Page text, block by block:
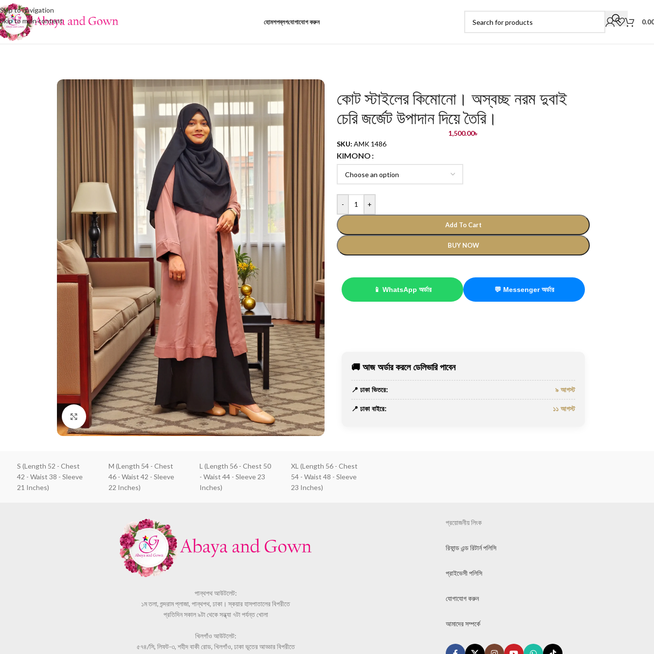
Skip to navigation
Skip to main content
হোমশপব্লগযোগাযোগ করুন
Click to enlarge
কোট স্টাইলের কিমোনো। অস্বচ্ছ নরম দুবাই
চেরি জর্জেট উপাদান দিয়ে তৈরি।
1,500.00৳
SKU: AMK 1486
KIMONO
- +
Add To Cart
BUY NOW
📱 WhatsApp অর্ডার 💬 Messenger অর্ডার
🚚 আজ অর্ডার করলে ডেলিভারি পাবেন
📍 ঢাকা ভিতরে: ৯ আগস্ট
📍 ঢাকা বাইরে: ১১ আগস্ট
S (Length 52 - Chest
42 - Waist 38 - Sleeve
21 Inches)
M (Length 54 - Chest
46 - Waist 42 - Sleeve
22 Inches)
L (Length 56 - Chest 50
- Waist 44 - Sleeve 23
Inches)
XL (Length 56 - Chest
54 - Waist 48 - Sleeve
23 Inches)
পান্থপথ আউটলেট:
১ম তলা, শুন্দরাম প্লাজা, পান্থপথ, ঢাকা। স্কয়ার হাসপাতালের বিপরীতে
প্রতিদিন সকাল ৯টা থেকে সন্ধ্যা ৭টা পর্যন্ত খোলা
খিলগাঁও আউটলেট:
৫৭৪/সি, লিফট-৩, শহীদ বাকী রোড, খিলগাঁও, ঢাকা ভূতের আড্ডার বিপরীতে
প্রয়োজনীয় লিংক
রিফান্ড এন্ড রিটার্ন পলিসি
প্রাইভেসী পলিসি
যোগাযোগ করুন
আমাদের সম্পর্কে